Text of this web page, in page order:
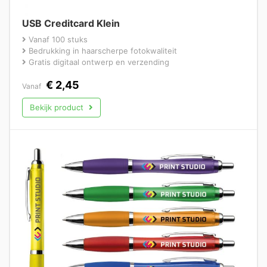
USB Creditcard Klein
Vanaf 100 stuks
Bedrukking in haarscherpe fotokwaliteit
Gratis digitaal ontwerp en verzending
Vanaf € 2,45
Bekijk product